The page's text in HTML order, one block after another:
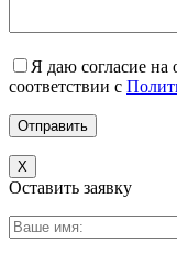
Я даю согласие на
соответствии с
X
Оставить заявку